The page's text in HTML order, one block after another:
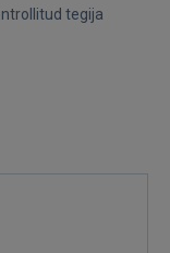
tegija